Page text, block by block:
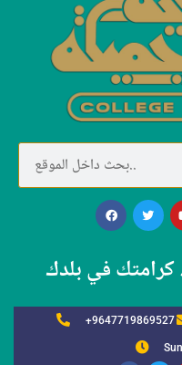
كرامتك في بلدك
+9647719869527